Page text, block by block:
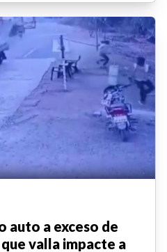
auto a exceso de
valla impacte a